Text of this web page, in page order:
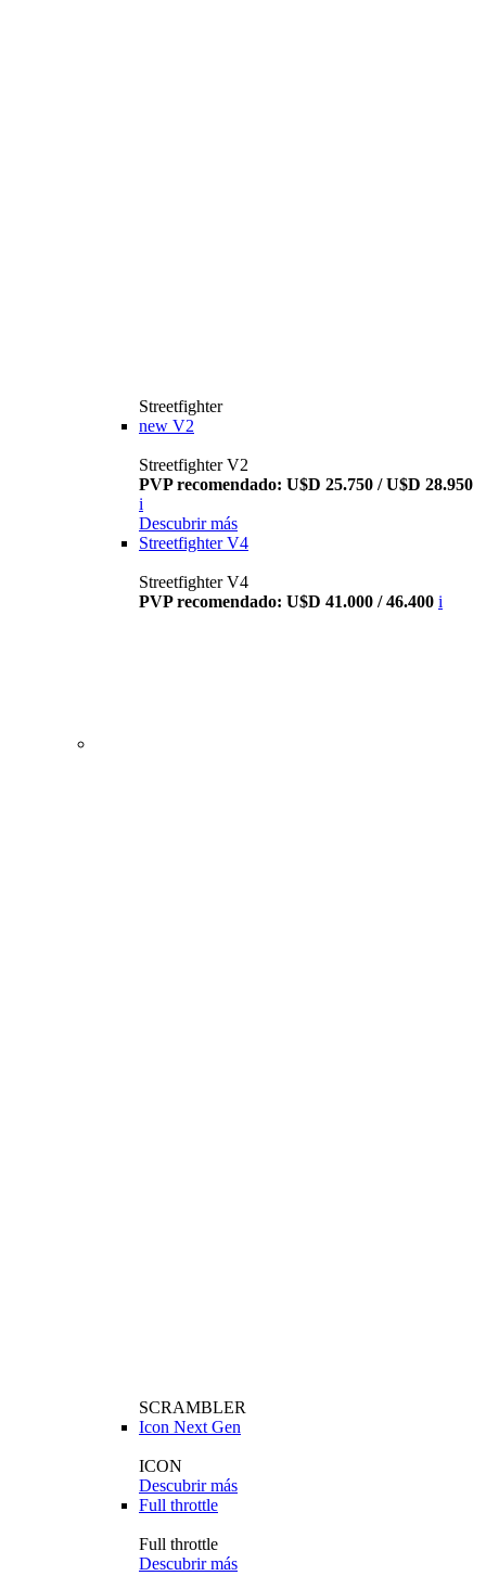
Streetfighter
new V2
Streetfighter V2
PVP recomendado: U$D 25.750 / U$D 28.950
i
Descubrir más
Streetfighter V4
Streetfighter V4
PVP recomendado: U$D 41.000 / 46.400 i
SCRAMBLER
Icon Next Gen
ICON
Descubrir más
Full throttle
Full throttle
Descubrir más